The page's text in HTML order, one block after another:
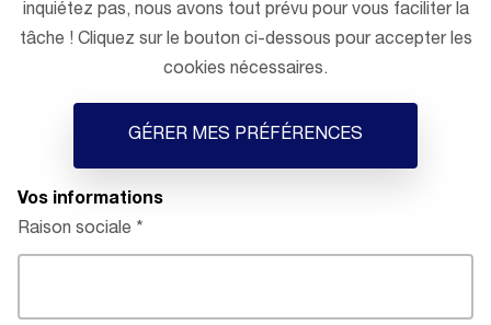
inquiétez pas, nous avons tout prévu pour vous faciliter la
tâche ! Cliquez sur le bouton ci-dessous pour accepter les
cookies nécessaires.
GÉRER MES PRÉFÉRENCES
Vos informations
Raison sociale